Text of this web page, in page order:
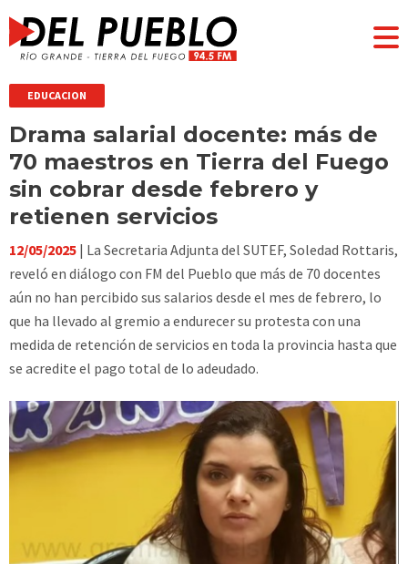
EDUCACION
Drama salarial docente: más de
70 maestros en Tierra del Fuego
sin cobrar desde febrero y
retienen servicios
12/05/2025 | La Secretaria Adjunta del SUTEF, Soledad Rottaris,
reveló en diálogo con FM del Pueblo que más de 70 docentes
aún no han percibido sus salarios desde el mes de febrero, lo
que ha llevado al gremio a endurecer su protesta con una
medida de retención de servicios en toda la provincia hasta que
se acredite el pago total de lo adeudado.